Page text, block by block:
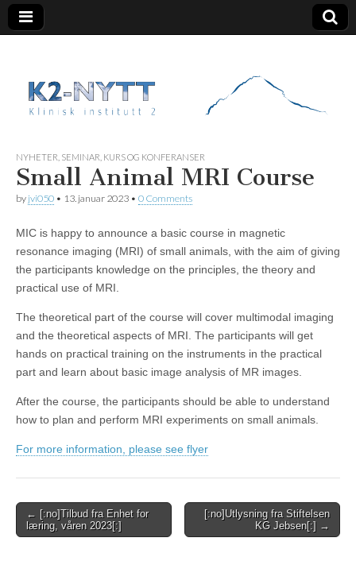
K2 Nytt
NYHETER SEMINAR, KURS OG KONFERANSER
Small Animal MRI Course
by jvi050 • 13. januar 2023 • 0 Comments
MIC is happy to announce a basic course in magnetic
resonance imaging (MRI) of small animals, with the aim of giving
the participants knowledge on the principles, the theory and
practical use of MRI.
The theoretical part of the course will cover multimodal imaging
and the theoretical aspects of MRI. The participants will get
hands on practical training on the instruments in the practical
part and learn about basic image analysis of MR images.
After the course, the participants should be able to understand
how to plan and perform MRI experiments on small animals.
For more information, please see flyer
Post
navigation
← [:no]Tilbud fra Enhet for
læring, våren 2023[:]
[:no]Utlysning fra Stiftelsen
KG Jebsen[:] →